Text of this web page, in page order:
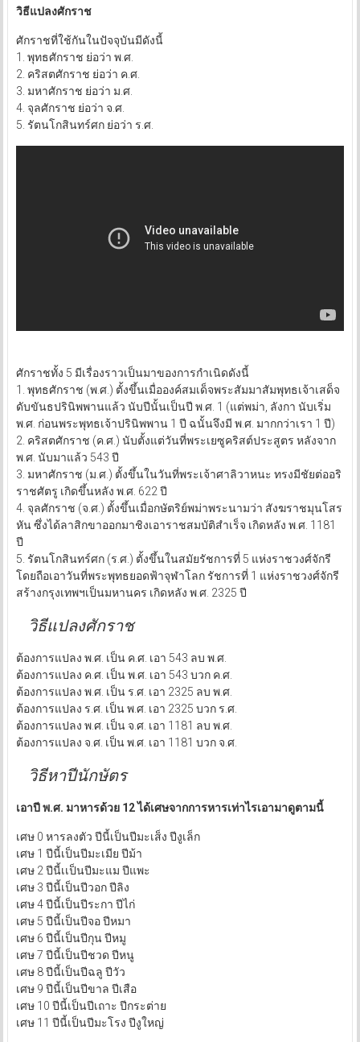
วิธีแปลงศักราช
ศักราชที่ใช้กันในปัจจุบันมีดังนี้
1. พุทธศักราช ย่อว่า พ.ศ.
2. คริสตศักราช ย่อว่า ค.ศ.
3. มหาศักราช ย่อว่า ม.ศ.
4. จุลศักราช ย่อว่า จ.ศ.
5. รัตนโกสินทร์ศก ย่อว่า ร.ศ.
ศักราชทั้ง 5 มีเรื่องราวเป็นมาของการกำเนิดดังนี้
1. พุทธศักราช (พ.ศ.) ตั้งขึ้นเมื่อองค์สมเด็จพระสัมมาสัมพุทธเจ้าเสด็จ
ดับขันธปรินิพพานแล้ว นับปีนั้นเป็นปี พ.ศ. 1 (แต่พม่า, ลังกา นับเริ่ม
พ.ศ. ก่อนพระพุทธเจ้าปรินิพพาน 1 ปี ฉนั้นจึงมี พ.ศ. มากกว่าเรา 1 ปี)
2. คริสตศักราช (ค.ศ.) นับตั้งแต่วันที่พระเยซูคริสต์ประสูตร หลังจาก
พ.ศ. นับมาแล้ว 543 ปี
3. มหาศักราช (ม.ศ.) ตั้งขึ้นในวันที่พระเจ้าศาลิวาหนะ ทรงมีชัยต่ออริ
ราชศัตรู เกิดขึ้นหลัง พ.ศ. 622 ปี
4. จุลศักราช (จ.ศ.) ตั้งขึ้นเมื่อกษัตริย์พม่าพระนามว่า สังฆราชมุนโสร
หัน ซึ่งได้ลาสิกขาออกมาชิงเอาราชสมบัติสำเร็จ เกิดหลัง พ.ศ. 1181
ปี
5. รัตนโกสินทร์ศก (ร.ศ.) ตั้งขึ้นในสมัยรัชการที่ 5 แห่งราชวงศ์จักรี
โดยถือเอาวันที่พระพุทธยอดฟ้าจุฬาโลก รัชการที่ 1 แห่งราชวงศ์จักรี
สร้างกรุงเทพฯเป็นมหานคร เกิดหลัง พ.ศ. 2325 ปี
วิธีแปลงศักราช
ต้องการแปลง พ.ศ. เป็น ค.ศ. เอา 543 ลบ พ.ศ.
ต้องการแปลง ค.ศ. เป็น พ.ศ. เอา 543 บวก ค.ศ.
ต้องการแปลง พ.ศ. เป็น ร.ศ. เอา 2325 ลบ พ.ศ.
ต้องการแปลง ร.ศ. เป็น พ.ศ. เอา 2325 บวก ร.ศ.
ต้องการแปลง พ.ศ. เป็น จ.ศ. เอา 1181 ลบ พ.ศ.
ต้องการแปลง จ.ศ. เป็น พ.ศ. เอา 1181 บวก จ.ศ.
วิธีหาปีนักษัตร
เอาปี พ.ศ. มาหารด้วย 12 ได้เศษจากการหารเท่าไรเอามาดูตามนี้
เศษ 0 หารลงตัว ปีนี้เป็นปีมะเส็ง ปีงูเล็ก
เศษ 1 ปีนี้เป็นปีมะเมีย ปีม้า
เศษ 2 ปีนี้เเป็นปีมะแม ปีแพะ
เศษ 3 ปีนี้เป็นปีวอก ปีลิง
เศษ 4 ปีนี้เป็นปีระกา ปีไก่
เศษ 5 ปีนี้เป็นปีจอ ปีหมา
เศษ 6 ปีนี้เป็นปีกุน ปีหมู
เศษ 7 ปีนี้เป็นปีชวด ปีหนู
เศษ 8 ปีนี้เป็นปีฉลู ปีวัว
เศษ 9 ปีนี้เป็นปีขาล ปีเสือ
เศษ 10 ปีนี้เป็นปีเถาะ ปีกระต่าย
เศษ 11 ปีนี้เป็นปีมะโรง ปีงูใหญ่